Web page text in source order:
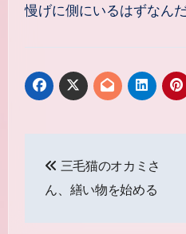
慢げに側にいるはずなんだ
稿
三毛猫のオカミさ
ん、繕い物を始める